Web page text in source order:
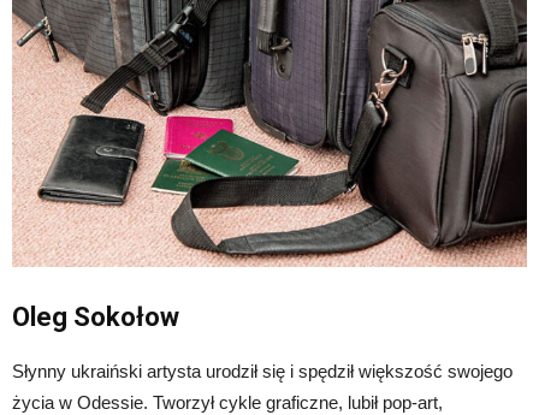
Oleg Sokołow
Słynny ukraiński artysta urodził się i spędził większość swojego
życia w Odessie. Tworzył cykle graficzne, lubił pop-art,